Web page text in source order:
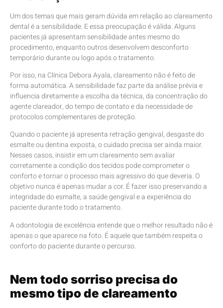
Um dos temas que mais geram dúvida em relação ao clareamento
dental é a sensibilidade. E essa preocupação é válida. Alguns
pacientes já apresentam sensibilidade antes mesmo do
procedimento, enquanto outros desenvolvem desconforto
temporário durante ou logo após o tratamento.
Por isso, na Clínica Debora Ayala, clareamento não é feito de
forma automática. A sensibilidade faz parte da análise prévia e
influencia diretamente a escolha da técnica, da concentração do
agente clareador, do tempo de contato e da necessidade de
protocolos complementares de proteção.
Quando o paciente já apresenta retração gengival, desgaste do
esmalte ou dentina exposta, o cuidado precisa ser ainda maior.
Nesses casos, insistir em um clareamento sem avaliar
corretamente a condição dos tecidos pode comprometer o
conforto e tornar o processo mais agressivo do que deveria. O
objetivo nunca é apenas mudar a cor. É fazer isso preservando a
integridade do esmalte, a saúde gengival e a experiência do
paciente durante todo o tratamento.
A odontologia de excelência entende que o melhor resultado não é
apenas o que aparece na foto. É aquele que também respeita o
conforto do paciente durante o percurso.
Nem todo sorriso precisa do
mesmo tipo de clareamento